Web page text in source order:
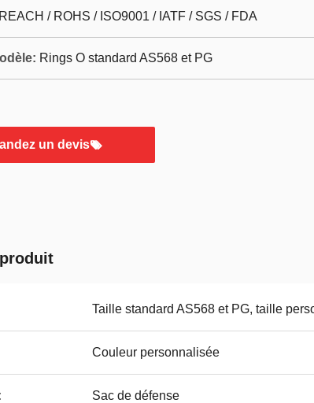
REACH / ROHS / ISO9001 / IATF / SGS / FDA
Rings O standard AS568 et PG
un devis
Taille standard AS568 et PG, taille
Couleur personnalisée
Sac de défense